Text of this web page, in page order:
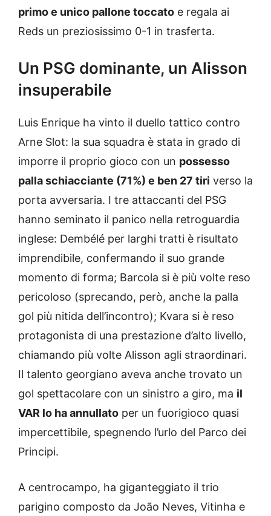
primo e unico pallone toccato e regala ai
Reds un preziosissimo 0-1 in trasferta.
Un PSG dominante, un Alisson
insuperabile
Luis Enrique ha vinto il duello tattico contro
Arne Slot: la sua squadra è stata in grado di
imporre il proprio gioco con un possesso
palla schiacciante (71%) e ben 27 tiri verso la
porta avversaria. I tre attaccanti del PSG
hanno seminato il panico nella retroguardia
inglese: Dembélé per larghi tratti è risultato
imprendibile, confermando il suo grande
momento di forma; Barcola si è più volte reso
pericoloso (sprecando, però, anche la palla
gol più nitida dell’incontro); Kvara si è reso
protagonista di una prestazione d’alto livello,
chiamando più volte Alisson agli straordinari.
Il talento georgiano aveva anche trovato un
gol spettacolare con un sinistro a giro, ma il
VAR lo ha annullato per un fuorigioco quasi
impercettibile, spegnendo l’urlo del Parco dei
Principi.
A centrocampo, ha giganteggiato il trio
parigino composto da João Neves, Vitinha e